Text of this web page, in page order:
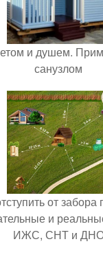
и душем.
санузлом
от забора
и
ИЖС, СНТ и